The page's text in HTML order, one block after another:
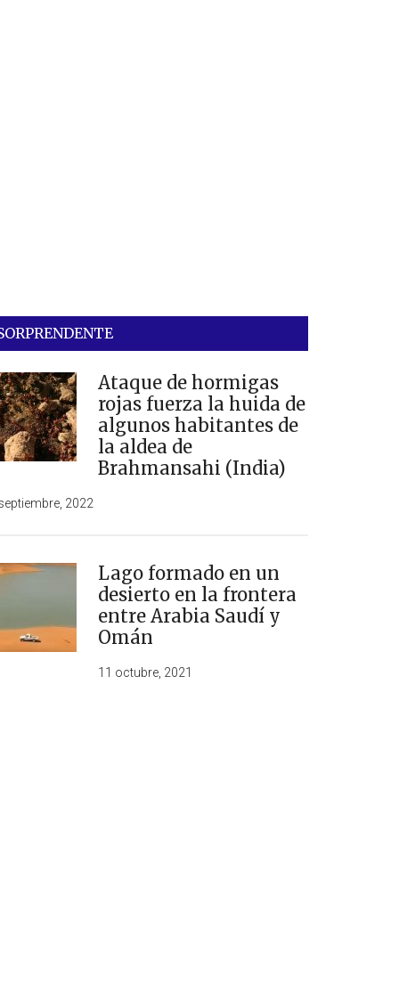
Ataque de hormigas
rojas fuerza la huida de
algunos habitantes de
la aldea de
Brahmansahi (India)
2022
Lago formado en un
desierto en la frontera
entre Arabia Saudí y
Omán
11 octubre, 2021